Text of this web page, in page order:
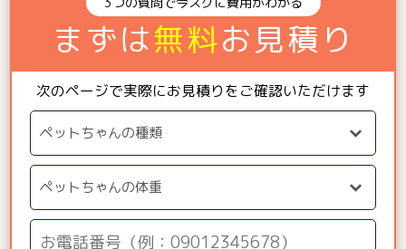
まずは無料お見積り
次のページで実際にお見積りをご確認いただけます